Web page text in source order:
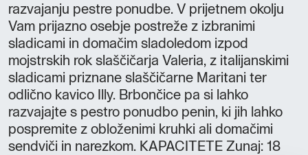
razvajanju pestre ponudbe. V prijetnem okolju
Vam prijazno osebje postreže z izbranimi
sladicami in domačim sladoledom izpod
mojstrskih rok slaščičarja Valeria, z italijanskimi
sladicami priznane slaščičarne Maritani ter
odlično kavico Illy. Brbončice pa si lahko
razvajajte s pestro ponudbo penin, ki jih lahko
pospremite z obloženimi kruhki ali domačimi
sendviči in narezkom. KAPACITETE Zunaj: 18